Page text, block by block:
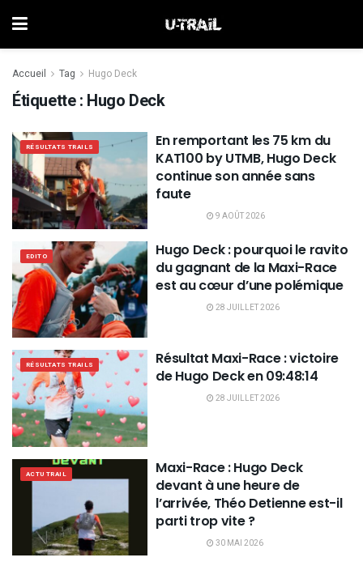
Accueil Tag Hugo Deck
Étiquette : Hugo Deck
RÉSULTATS TRAILS
En remportant les 75 km du
KAT100 by UTMB, Hugo Deck
continue son année sans
faute
9 AOÛT 2026
EDITO
Hugo Deck : pourquoi le ravito
du gagnant de la Maxi-Race
est au cœur d’une polémique
28 JUILLET 2026
RÉSULTATS TRAILS
Résultat Maxi-Race : victoire
de Hugo Deck en 09:48:14
28 JUILLET 2026
ACTU TRAIL
Maxi-Race : Hugo Deck
devant à une heure de
l’arrivée, Théo Detienne est-il
parti trop vite ?
30 MAI 2026